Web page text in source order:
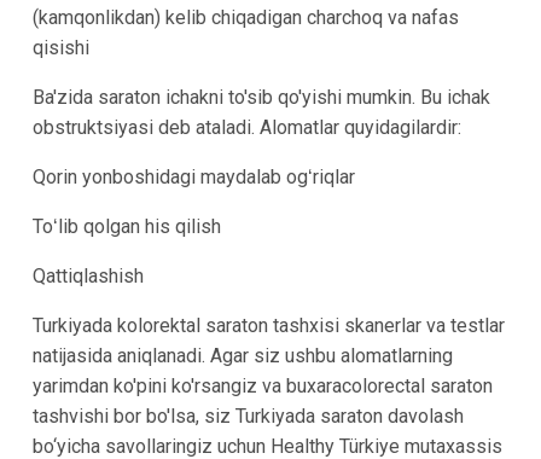
(kamqonlikdan) kelib chiqadigan charchoq va nafas
qisishi
Ba'zida saraton ichakni to'sib qo'yishi mumkin. Bu ichak
obstruktsiyasi deb ataladi. Alomatlar quyidagilardir:
Qorin yonboshidagi maydalab ogʻriqlar
Toʻlib qolgan his qilish
Qattiqlashish
Turkiyada kolorektal saraton tashxisi skanerlar va testlar
natijasida aniqlanadi. Agar siz ushbu alomatlarning
yarimdan ko'pini ko'rsangiz va buxaracolorectal saraton
tashvishi bor bo'lsa, siz Turkiyada saraton davolash
bo‘yicha savollaringiz uchun Healthy Türkiye mutaxassis